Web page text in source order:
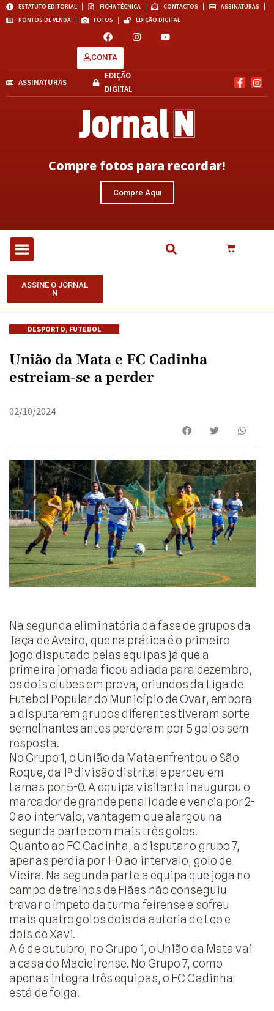
ESTATUTO EDITORIAL FICHA TÉCNICA CONTACTOS
ASSINATURAS
PONTOS DE VENDA
FOTOS EDIÇÃO DIGITAL
CONTA
ASSINATURAS
EDIÇÃO
DIGITAL
Compre fotos para recordar!
Compre Aqui
ASSINE O JORNAL
N
DESPORTO, FUTEBOL
União da Mata e FC Cadinha
estreiam-se a perder
02/10/2024
Na segunda eliminatória da fase de grupos da
Taça de Aveiro, que na prática é o primeiro
jogo disputado pelas equipas já que a
primeira jornada ficou adiada para dezembro,
os dois clubes em prova, oriundos da Liga de
Futebol Popular do Município de Ovar, embora
a disputarem grupos diferentes tiveram sorte
semelhantes antes perderam por 5 golos sem
resposta.
No Grupo 1, o União da Mata enfrentou o São
Roque, da 1ª divisão distrital e perdeu em
Lamas por 5-0. A equipa visitante inaugurou o
marcador de grande penalidade e vencia por 2-
0 ao intervalo, vantagem que alargou na
segunda parte com mais três golos.
Quanto ao FC Cadinha, a disputar o grupo 7,
apenas perdia por 1-0 ao intervalo, golo de
Vieira. Na segunda parte a equipa que joga no
campo de treinos de Fiães não conseguiu
travar o ímpeto da turma feirense e sofreu
mais quatro golos dois da autoria de Leo e
dois de Xavi.
A 6 de outubro, no Grupo 1, o União da Mata vai
a casa do Macieirense. No Grupo 7, como
apenas integra três equipas, o FC Cadinha
está de folga.